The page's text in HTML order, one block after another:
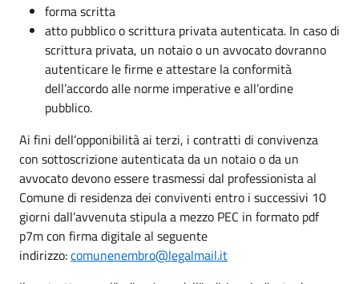
forma scritta
atto pubblico o scrittura privata autenticata. In caso di
scrittura privata, un notaio o un avvocato dovranno
autenticare le firme e attestare la conformità
dell’accordo alle norme imperative e all’ordine
pubblico.
Ai fini dell’opponibilità ai terzi, i contratti di convivenza
con sottoscrizione autenticata da un notaio o da un
avvocato devono essere trasmessi dal professionista al
Comune di residenza dei conviventi entro i successivi 10
giorni dall’avvenuta stipula a mezzo PEC in formato pdf
p7m con firma digitale al seguente
indirizzo:comunenembro@legalmail.it